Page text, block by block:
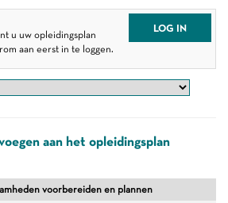
LOG IN
u uw opleidingsplan
aan eerst in te loggen.
aan het opleidingsplan
voorbereiden en plannen